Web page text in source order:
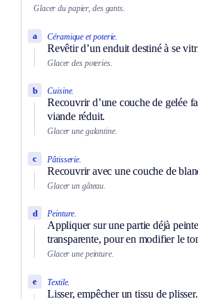
Glacer du papier, des gants.
Céramique et poterie.
Revêtir d’un enduit destiné à se
a
Glacer des poteries.
Cuisine.
Recouvrir d’une couche de gelée
viande réduit.
b
Glacer une galantine.
Pâtisserie.
Recouvrir avec une couche de
c
Glacer un gâteau.
Peinture.
Appliquer sur une partie déjà
transparente, pour en modifier le
d
Glacer une peinture.
Textile.
Lisser, empêcher un tissu de plisser.
e